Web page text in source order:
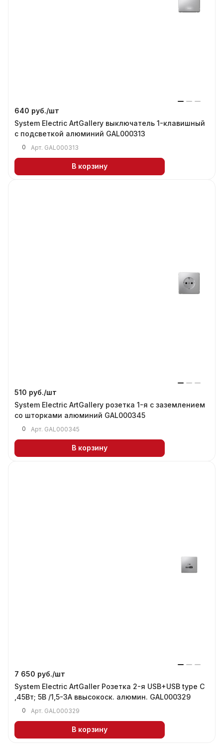
640 руб./шт
System Electric ArtGallery выключатель 1-клавишный
с подсветкой алюминий GAL000313
0 Арт. GAL000313
В корзину
510 руб./шт
System Electric ArtGallery розетка 1-я с заземлением
со шторками алюминий GAL000345
0 Арт. GAL000345
В корзину
7 650 руб./шт
System Electric ArtGaller Розетка 2-я USB+USB type C
,45Вт; 5В /1,5-3А ввысокоск. алюмин. GAL000329
0 Арт. GAL000329
В корзину